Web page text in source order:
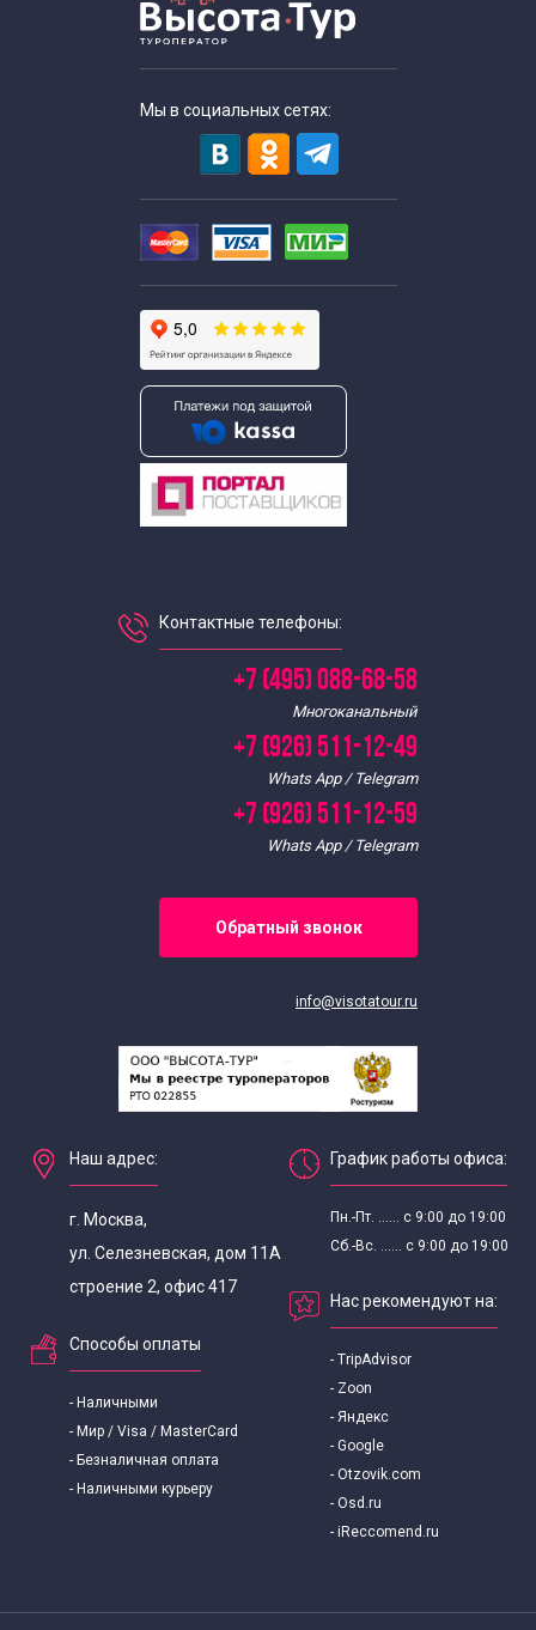
Мы в социальных сетях:
Контактные телефоны:
+7 (495) 088-68-58
Многоканальный
+7 (926) 511-12-49
Whats App / Telegram
+7 (926) 511-12-59
Whats App / Telegram
Обратный звонок
info@visotatour.ru
Наш адрес:
г. Москва,
ул. Селезневская, дом 11А
строение 2, офис 417
Способы оплаты
- Наличными
- Мир / Visa / MasterCard
- Безналичная оплата
- Наличными курьеру
График работы офиса:
Пн.-Пт. ...... с 9:00 до 19:00
Сб.-Вс. ...... с 9:00 до 19:00
Нас рекомендуют на:
- TripAdvisor
- Zoon
- Яндекс
- Google
- Otzovik.com
- Osd.ru
- iReccomend.ru